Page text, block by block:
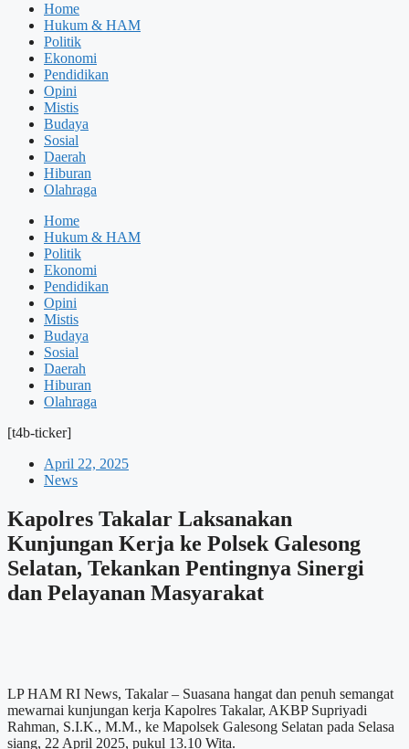
Home
Hukum & HAM
Politik
Ekonomi
Pendidikan
Opini
Mistis
Budaya
Sosial
Daerah
Hiburan
Olahraga
Home
Hukum & HAM
Politik
Ekonomi
Pendidikan
Opini
Mistis
Budaya
Sosial
Daerah
Hiburan
Olahraga
[t4b-ticker]
April 22, 2025
News
Kapolres Takalar Laksanakan
Kunjungan Kerja ke Polsek Galesong
Selatan, Tekankan Pentingnya Sinergi
dan Pelayanan Masyarakat
LP HAM RI News, Takalar – Suasana hangat dan penuh semangat
mewarnai kunjungan kerja Kapolres Takalar, AKBP Supriyadi
Rahman, S.I.K., M.M., ke Mapolsek Galesong Selatan pada Selasa
siang, 22 April 2025, pukul 13.10 Wita.